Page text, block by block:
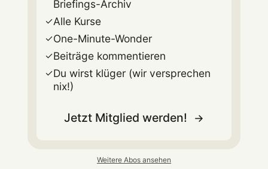
Briefings-Archiv
Alle Kurse
One-Minute-Wonder
Beiträge kommentieren
Du wirst klüger (wir versprechen
nix!)
Jetzt Mitglied werden!
Weitere Abos ansehen